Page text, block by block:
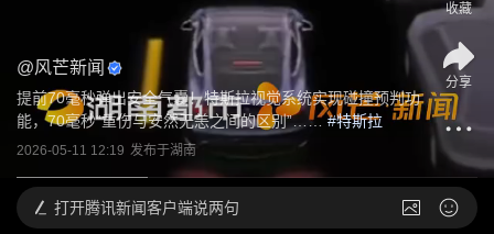
@风芒新闻
提前70毫秒弹出安全气囊！特斯拉视觉系统实现碰撞预判功
能，70毫秒“重伤与安然无恙之间的区别”…… #特斯拉
2026-05-11 12:19 发布于湖南
收藏
分享
打开腾讯新闻客户端说两句